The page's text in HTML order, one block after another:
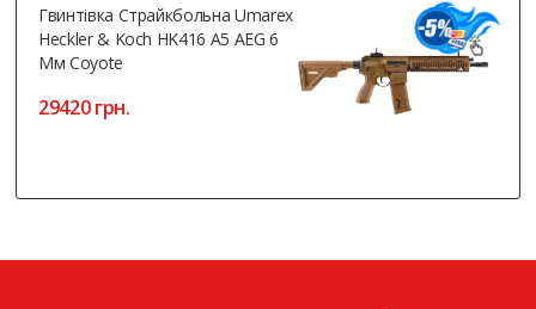
Гвинтівка Страйкбольна Umarex
Heckler & Koch HK416 A5 AEG 6
Мм Coyote
29420 грн.